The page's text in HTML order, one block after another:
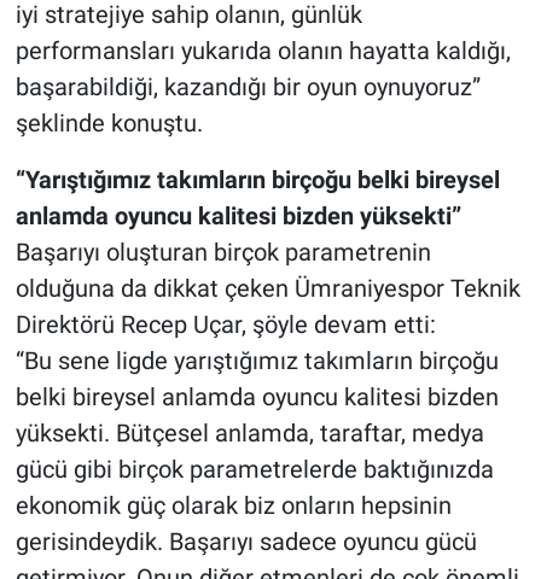
iyi stratejiye sahip olanın, günlük
performansları yukarıda olanın hayatta kaldığı,
başarabildiği, kazandığı bir oyun oynuyoruz”
şeklinde konuştu.
“Yarıştığımız takımların birçoğu belki bireysel
anlamda oyuncu kalitesi bizden yüksekti”
Başarıyı oluşturan birçok parametrenin
olduğuna da dikkat çeken Ümraniyespor Teknik
Direktörü Recep Uçar, şöyle devam etti:
“Bu sene ligde yarıştığımız takımların birçoğu
belki bireysel anlamda oyuncu kalitesi bizden
yüksekti. Bütçesel anlamda, taraftar, medya
gücü gibi birçok parametrelerde baktığınızda
ekonomik güç olarak biz onların hepsinin
gerisindeydik. Başarıyı sadece oyuncu gücü